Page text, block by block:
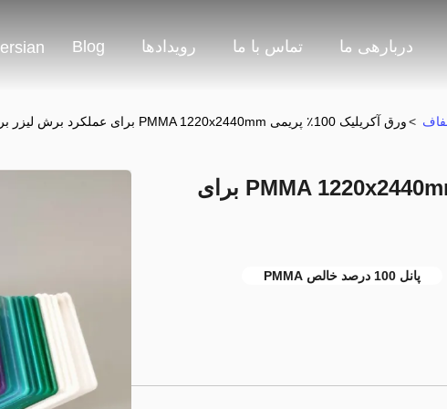
دربارهی ما تماس با ما رویدادها Blog
>ورق آکریلیک 100٪ پریمی PMMA 1220x2440mm برای عملکرد برش لیزر برتر
ورق آکریلیک 100٪ پریمی PMMA 1220x2440mm برای
پانل 100 درصد خالص PMMA